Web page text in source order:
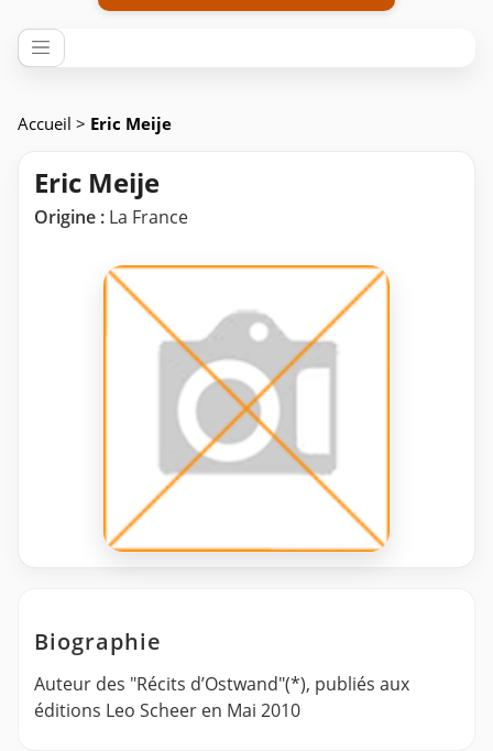
Accueil > Eric Meije
Eric Meije
Origine : La France
Biographie
Auteur des "Récits d’Ostwand"(*), publiés aux
éditions Leo Scheer en Mai 2010